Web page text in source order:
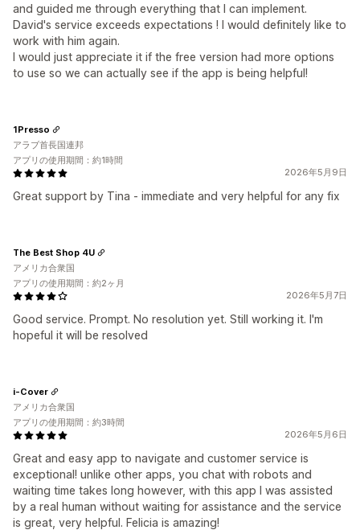
and guided me through everything that I can implement.
David's service exceeds expectations ! I would definitely like to
work with him again.
I would just appreciate it if the free version had more options
to use so we can actually see if the app is being helpful!
2026年5月9日
Great support by Tina - immediate and very helpful for any fix
1Presso
アラブ首長国連邦
アプリの使用期間：約1時間
2026年5月7日
Good service. Prompt. No resolution yet. Still working it. I'm
hopeful it will be resolved
The Best Shop 4U
アメリカ合衆国
アプリの使用期間：約2ヶ月
2026年5月6日
Great and easy app to navigate and customer service is
exceptional! unlike other apps, you chat with robots and
waiting time takes long however, with this app I was assisted
by a real human without waiting for assistance and the service
is great, very helpful. Felicia is amazing!
i-Cover
アメリカ合衆国
アプリの使用期間：約3時間